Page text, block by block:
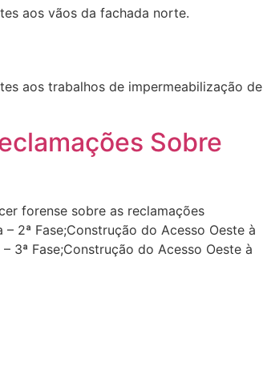
aos vãos da fachada norte.
aos trabalhos de impermeabilização de
Sobre
forense sobre as reclamações
2ª Fase;Construção do Acesso Oeste à
3ª Fase;Construção do Acesso Oeste à